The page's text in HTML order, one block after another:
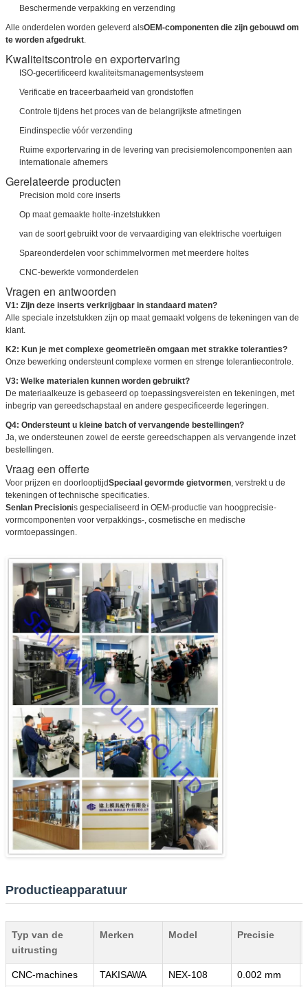
VERZENDEN
Beschermende verpakking en verzending
Alle onderdelen worden geleverd alsOEM-componenten die zijn gebouwd om
te worden afgedrukt.
Kwaliteitscontrole en exportervaring
ISO-gecertificeerd kwaliteitsmanagementsysteem
Verificatie en traceerbaarheid van grondstoffen
Controle tijdens het proces van de belangrijkste afmetingen
Eindinspectie vóór verzending
Ruime exportervaring in de levering van precisiemolencomponenten aan
internationale afnemers
Gerelateerde producten
Precision mold core inserts
Op maat gemaakte holte-inzetstukken
van de soort gebruikt voor de vervaardiging van elektrische voertuigen
Spareonderdelen voor schimmelvormen met meerdere holtes
CNC-bewerkte vormonderdelen
Vragen en antwoorden
V1: Zijn deze inserts verkrijgbaar in standaard maten?
Alle speciale inzetstukken zijn op maat gemaakt volgens de tekeningen van de
klant.
K2: Kun je met complexe geometrieën omgaan met strakke toleranties?
Onze bewerking ondersteunt complexe vormen en strenge tolerantiecontrole.
V3: Welke materialen kunnen worden gebruikt?
De materiaalkeuze is gebaseerd op toepassingsvereisten en tekeningen, met
inbegrip van gereedschapstaal en andere gespecificeerde legeringen.
Q4: Ondersteunt u kleine batch of vervangende bestellingen?
Ja, we ondersteunen zowel de eerste gereedschappen als vervangende inzet
bestellingen.
Vraag een offerte
Voor prijzen en doorlooptijdSpeciaal gevormde gietvormen, verstrekt u de
tekeningen of technische specificaties.
Senlan Precisionis gespecialiseerd in OEM-productie van hoogprecisie-
vormcomponenten voor verpakkings-, cosmetische en medische
vormtoepassingen.
Productieapparatuur
Typ van de
uitrusting
Merken Model Precisie
CNC-machines TAKISAWA NEX-108 0.002 mm